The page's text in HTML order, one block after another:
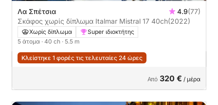
Λα Σπέτσια 4.9(77)
Σκάφος χωρίς δίπλωμα Italmar Mistral 17 40ch(2022)
Χωρίς δίπλωμα
Super ιδιοκτήτης
5 άτομα · 40 ch · 5.5 m
Κλείστηκε 1 φορές τις τελευταίες 24 ώρες
Από 320 € / μέρα